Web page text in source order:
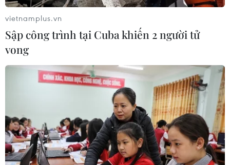
vietnamplus.vn
Sập công trình tại Cuba khiến 2 người tử
vong